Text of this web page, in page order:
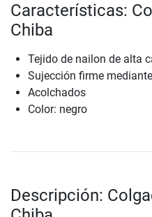
Características:
Chiba
Tejido de nailon de alta
Sujección firme
Acolchados
Color: negro
Descripción: